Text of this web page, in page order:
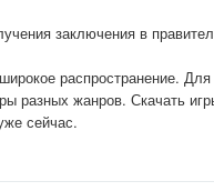
заключения в
распространение.
разных жанров. Скачать
сейчас.